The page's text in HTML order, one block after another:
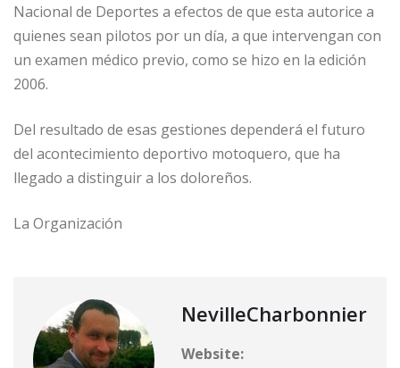
Nacional de Deportes a efectos de que esta autorice a
quienes sean pilotos por un día, a que intervengan con
un examen médico previo, como se hizo en la edición
2006.
Del resultado de esas gestiones dependerá el futuro
del acontecimiento deportivo motoquero, que ha
llegado a distinguir a los doloreños.
La Organización
NevilleCharbonnier
Website: